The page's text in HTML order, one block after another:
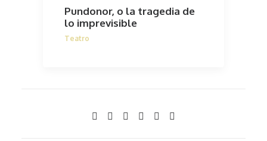
Pundonor, o la tragedia de
lo imprevisible
Teatro